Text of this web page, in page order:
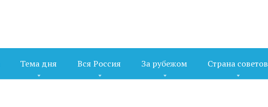
Тема дня Вся Россия За рубежом Страна советов